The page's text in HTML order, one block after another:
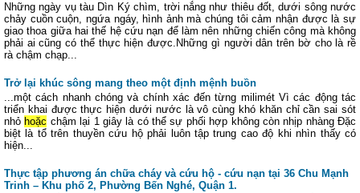
Những ngày vụ tàu Dìn Ký chìm, trời nắng như thiêu đốt, dưới sông nước
chảy cuồn cuộn, ngứa ngáy, hình ảnh mà chúng tôi cảm nhận được là sự
giao thoa giữa hai thế hệ cứu nạn để làm nên những chiến công mà không
phải ai cũng có thể thực hiện được.Những gì người dân trên bờ cho là rề
rà chậm chạp...
Trở lại khúc sông mang theo một định mệnh buồn
...một cách nhanh chóng và chính xác đến từng milimét Vì các động tác
triển khai được thực hiện dưới nước là vô cùng khó khăn chỉ cần sai sót
nhỏ hoặc chậm lại 1 giây là có thể sự phối hợp không còn nhịp nhàng Đặc
biệt là tổ trên thuyền cứu hộ phải luôn tập trung cao độ khi nhìn thấy có
hiện...
Thực tập phương án chữa cháy và cứu hộ - cứu nạn tại 36 Chu Mạnh
Trinh – Khu phố 2, Phường Bến Nghé, Quận 1.